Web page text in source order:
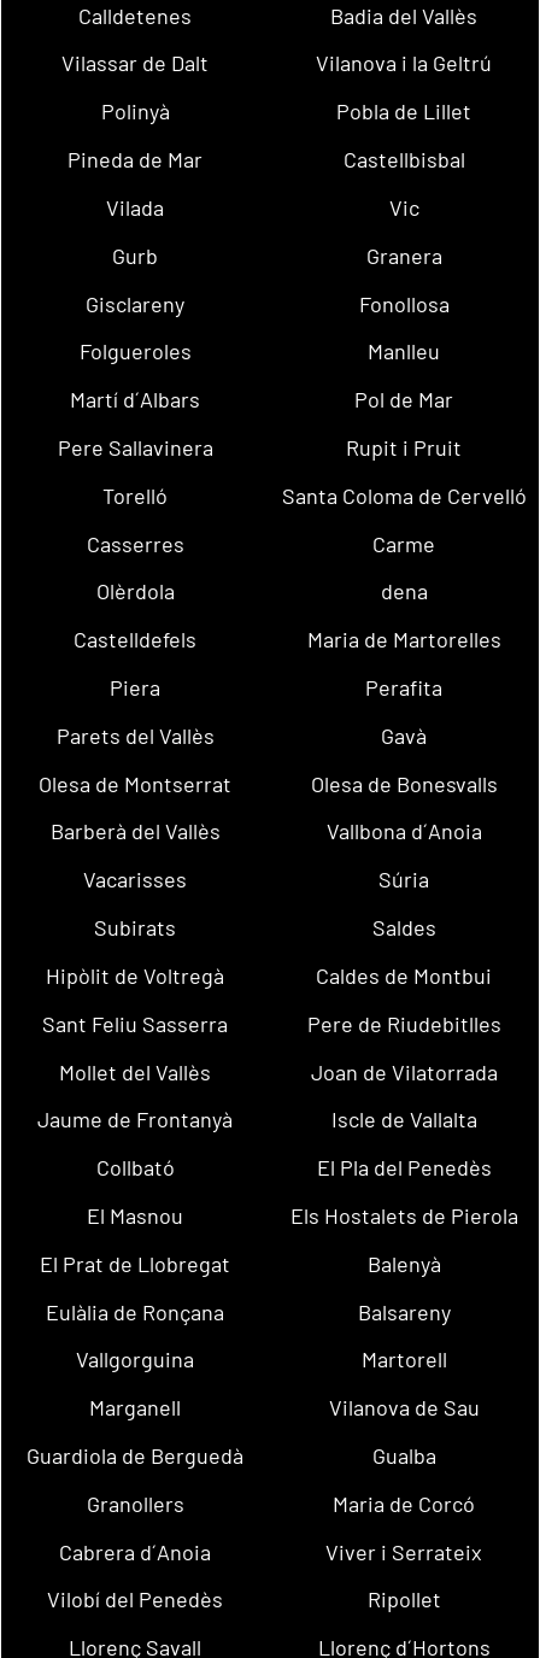
Calldetenes
Badia del Vallès
Vilassar de Dalt
Vilanova i la Geltrú
Polinyà
Pobla de Lillet
Pineda de Mar
Castellbisbal
Vilada
Vic
Gurb
Granera
Gisclareny
Fonollosa
Folgueroles
Manlleu
Martí d´Albars
Pol de Mar
Pere Sallavinera
Rupit i Pruit
Torelló
Santa Coloma de Cervelló
Casserres
Carme
Olèrdola
dena
Castelldefels
Maria de Martorelles
Piera
Perafita
Parets del Vallès
Gavà
Olesa de Montserrat
Olesa de Bonesvalls
Barberà del Vallès
Vallbona d´Anoia
Vacarisses
Súria
Subirats
Saldes
Hipòlit de Voltregà
Caldes de Montbui
Sant Feliu Sasserra
Pere de Riudebitlles
Mollet del Vallès
Joan de Vilatorrada
Jaume de Frontanyà
Iscle de Vallalta
Collbató
El Pla del Penedès
El Masnou
Els Hostalets de Pierola
El Prat de Llobregat
Balenyà
Eulàlia de Ronçana
Balsareny
Vallgorguina
Martorell
Marganell
Vilanova de Sau
Guardiola de Berguedà
Gualba
Granollers
Maria de Corcó
Cabrera d´Anoia
Viver i Serrateix
Vilobí del Penedès
Ripollet
Llorenç Savall
Llorenç d´Hortons